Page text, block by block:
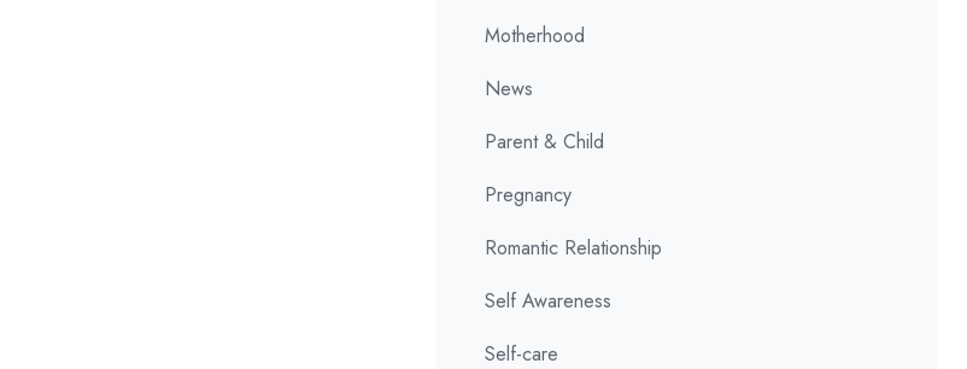
Motherhood
News
Parent & Child
Pregnancy
Romantic Relationship
Self Awareness
Self-care